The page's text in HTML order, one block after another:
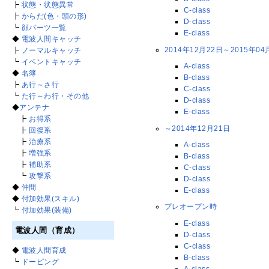
C-class
D-class
E-class
2014年12月22日～2015年04
A-class
B-class
C-class
D-class
E-class
～2014年12月21日
A-class
B-class
C-class
D-class
E-class
プレオープン時
E-class
D-class
C-class
B-class
┣ 状態・状態異常
┣ からだ(色・頭の形)
┗ 顔パーツ一覧
◆ 電波人間キャッチ
┣ ノーマルキャッチ
┗ イベントキャッチ
◆ 名簿
┣ あ行～さ行
┗ た行～わ行・その他
◆アンテナ
┣ お得系
┣ 回復系
┣治療系
┣増強系
┣補助系
┗攻撃系
◆ 仲間
◆ 付加効果(スキル)
┗ 付加効果(装備)
電波人間（育成）
◆ 電波人間育成
┗ ドーピング